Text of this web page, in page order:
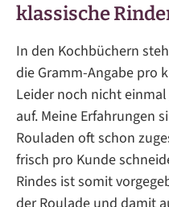
klassische
In den Kochbüchern
die Gramm-Angabe pro
Leider noch nicht einmal
auf. Meine Erfahrungen
Rouladen oft schon
frisch pro Kunde
Rindes ist somit